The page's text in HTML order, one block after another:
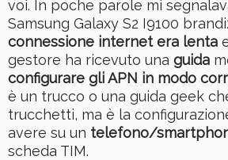
voi. In poche parole mi
Samsung Galaxy S2 I9100
connessione internet era lenta
gestore ha ricevuto una guida
configurare gli APN in modo
è un trucco o una guida geek
trucchetti, ma è la
avere su un telefono/
scheda TIM.